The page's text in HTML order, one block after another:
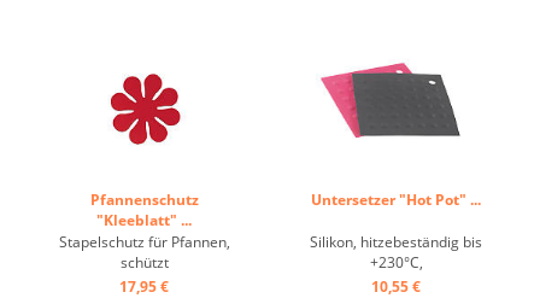
Pfannenschutz
"Kleeblatt" ...
Stapelschutz für Pfannen,
schützt
Antihaftbeschichtungen,
17,95 €
Untersetzer "Hot Pot" ...
Silikon, hitzebeständig bis
+230°C,
spülmaschinengeeignet
10,55 €